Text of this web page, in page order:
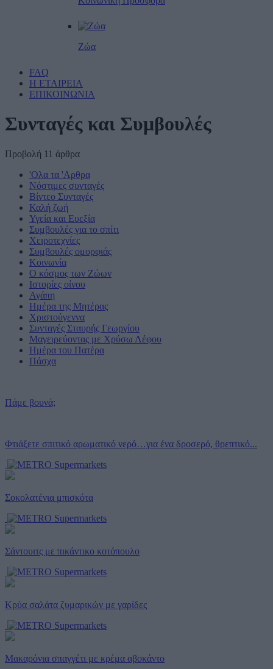
Ζώα
FAQ
Η ΕΤΑΙΡΕΙΑ
ΕΠΙΚΟΙΝΩΝΙΑ
Συνταγές και Συμβουλές
Προβολή 11 άρθρα
'Ολα τα 'Αρθρα
Νόστιμες συνταγές
Βίντεο Συνταγές
Καλή ζωή
Υγεία και Ευεξία
Συμβουλές για το σπίτι
Χειροτεχνίες
Συμβουλές ομορφιάς
Κοινωνία
Ο κόσμος των Ζώων
Ιστορίες οίνου
Αγάπη
Ημέρα της Μητέρας
Χριστούγεννα
Συνταγές Σταυρής Γεωργίου
Μαγειρεύοντας με Χρύσω Λέφου
Ημέρα του Πατέρα
Πάσχα
Πάμε βουνά;
Φτιάξετε σπιτικό αρωματικό νερό…για ένα δροσερό, θρεπτικό...
Σοκολατένια μπισκότα
Σάντουιτς με πικάντικο κοτόπουλο
Κρύα σαλάτα ζυμαρικών με γαρίδες
Μακαρόνια σπαγγέτι με κρέμα αβοκάντο